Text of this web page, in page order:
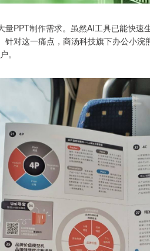
PPT制作需求。虽然AI工具已能快速
对这一痛点，商汤科技旗下办公小浣
。